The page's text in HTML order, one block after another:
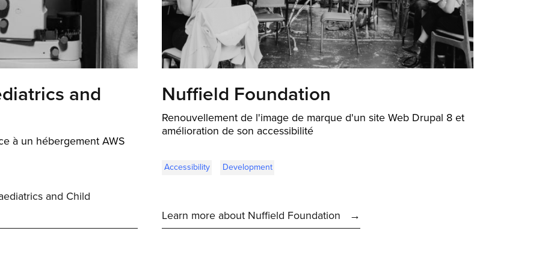
and
à un hébergement AWS
and Child
Nuffield Foundation
Renouvellement de l'image de marque d'un site Web Drupal 8 et
amélioration de son accessibilité
Accessibility Development
Learn more about Nuffield Foundation